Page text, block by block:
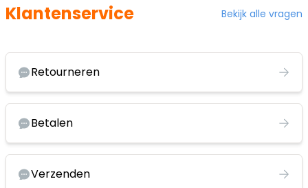
Klantenservice Bekijk alle vragen
Retourneren
Betalen
Verzenden